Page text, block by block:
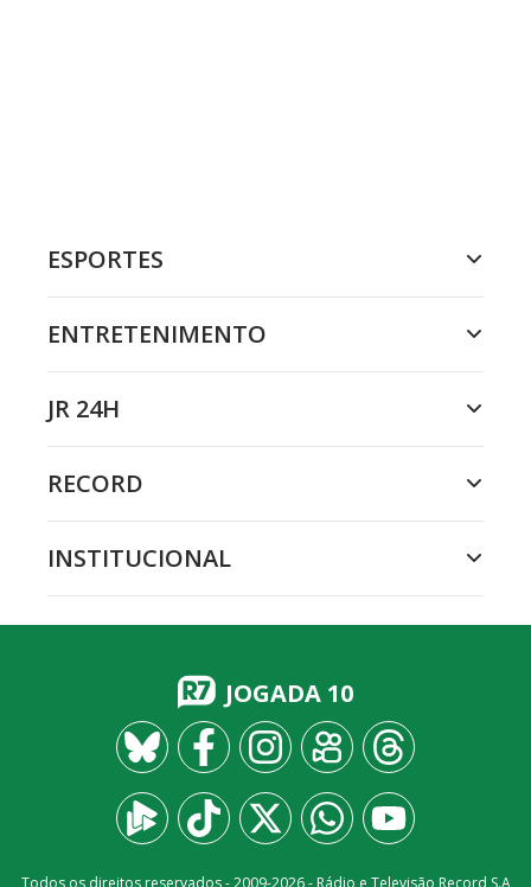
ESPORTES
ENTRETENIMENTO
JR 24H
RECORD
INSTITUCIONAL
JOGADA 10